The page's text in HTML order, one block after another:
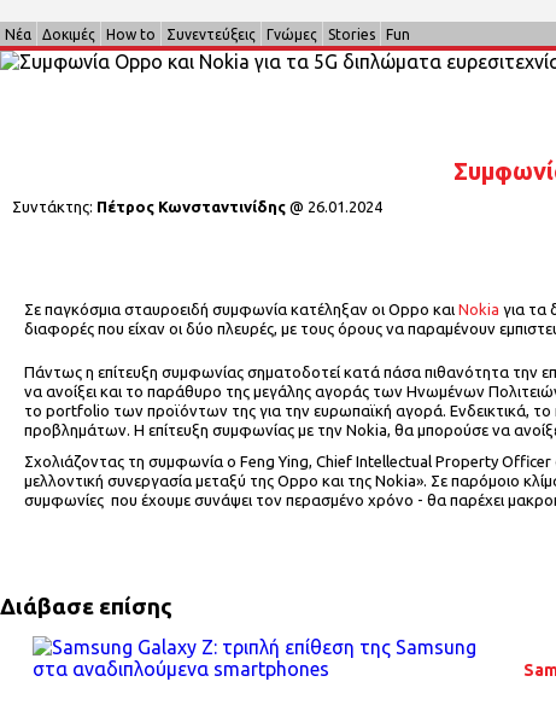
Νέα Δοκιμές How to Συνεντεύξεις Γνώμες Stories Fun
Συντάκτης: Πέτρος Κωνσταντινίδης @ 26.01.2024
Σε παγκόσμια σταυροειδή συμφωνία κατέληξαν οι Oppo και Nokia για τα
διαφορές που είχαν οι δύο πλευρές, με τους όρους να παραμένουν
Πάντως η επίτευξη συμφωνίας σηματοδοτεί κατά πάσα πιθανότητα
να ανοίξει και το παράθυρο της μεγάλης αγοράς των Ηνωμένων
το portfolio των προϊόντων της για την ευρωπαϊκή αγορά. Ενδεικτικά,
προβλημάτων. Η επίτευξη συμφωνίας με την Nokia, θα μπορούσε να
Σχολιάζοντας τη συμφωνία ο Feng Ying, Chief Intellectual Property Officer
μελλοντική συνεργασία μεταξύ της Oppo και της Nokia». Σε παρόμοιο
συμφωνίες που έχουμε συνάψει τον περασμένο χρόνο - θα παρέχει
Διάβασε επίσης